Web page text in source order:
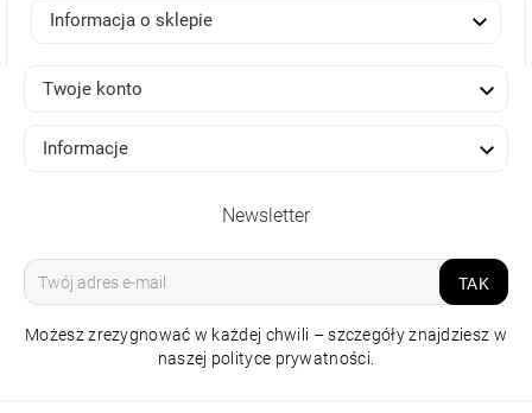
Informacja o sklepie 
Twoje konto 
Informacje 
Newsletter
TAK
Możesz zrezygnować w każdej chwili – szczegóły znajdziesz w
naszej polityce prywatności.